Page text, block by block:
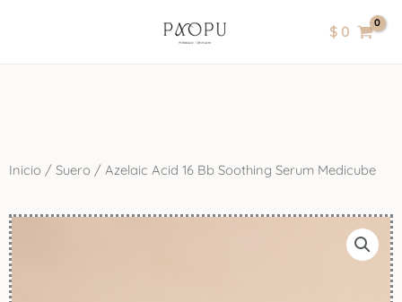
$0
Inicio / Suero / Azelaic Acid 16 Bb Soothing Serum Medicube